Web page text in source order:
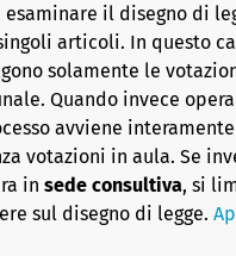
esaminare il disegno di
articoli. In questo
solamente le
Quando invece
avviene
votazioni in aula. Se
in sede consultiva, si
sul disegno di legge.